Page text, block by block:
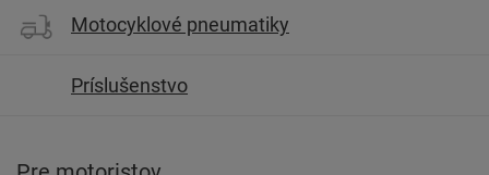
Motocyklové pneumatiky
Príslušenstvo